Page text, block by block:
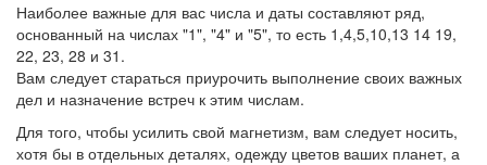
Наиболее важные для вас числа и даты составляют ряд,
основанный на числах "1", "4" и "5", то есть 1,4,5,10,13 14 19,
22, 23, 28 и 31.
Вам следует стараться приурочить выполнение своих важных
дел и назначение встреч к этим числам.
Для того, чтобы усилить свой магнетизм, вам следует носить,
хотя бы в отдельных деталях, одежду цветов ваших планет, а